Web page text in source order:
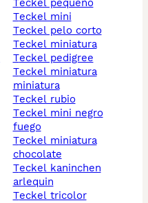
teckel pequeño
teckel mini
teckel pelo corto
teckel miniatura
teckel pedigree
teckel miniatura
miniatura
teckel rubio
teckel mini negro
fuego
teckel miniatura
chocolate
teckel kaninchen
arlequin
teckel tricolor